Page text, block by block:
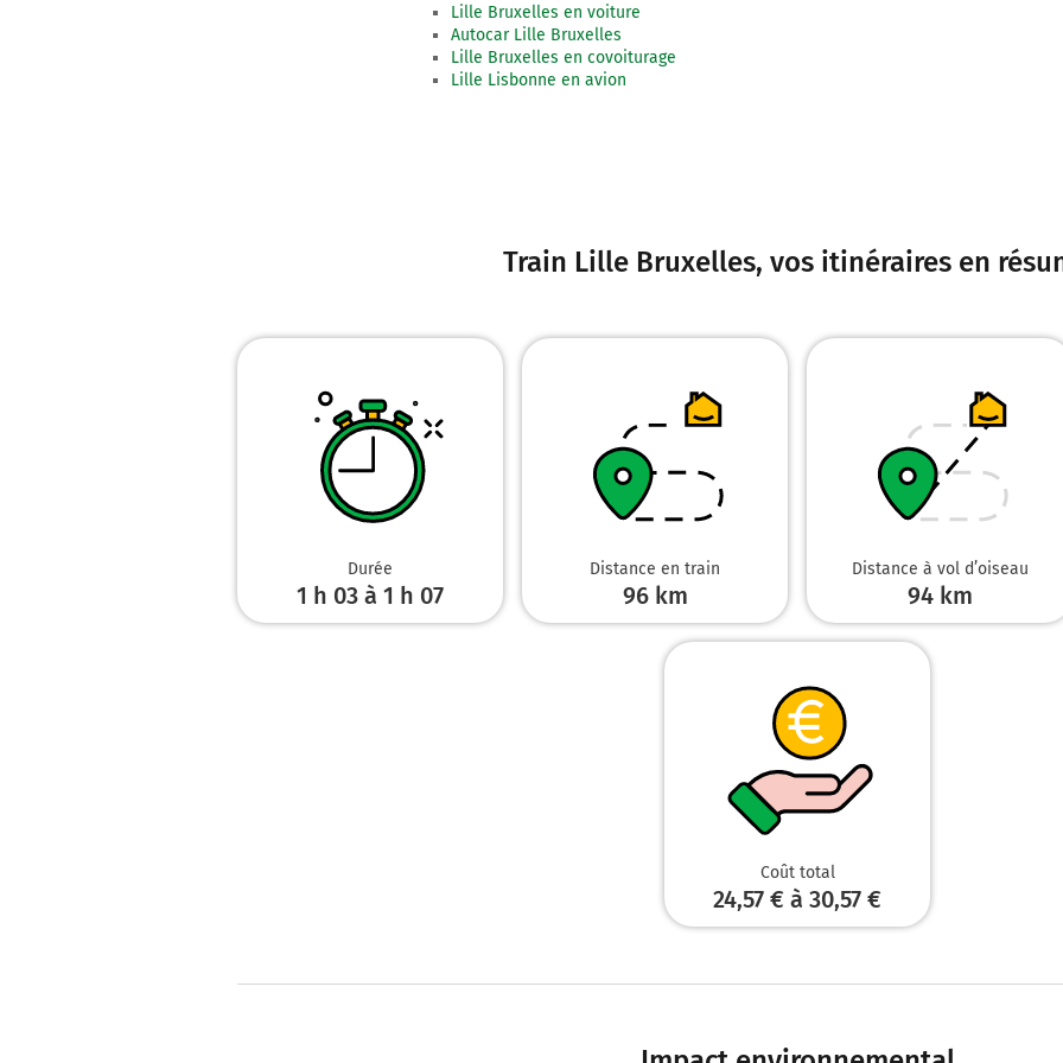
Lille Bruxelles en voiture
Autocar Lille Bruxelles
Lille Bruxelles en covoiturage
Lille Lisbonne en avion
Train Lille Bruxelles, vos itinéraires en
Durée
1 h 03 à 1 h 07
Distance en train
96 km
Distance à vol d’oiseau
94km
Coût total
24,57 € à 30,57 €